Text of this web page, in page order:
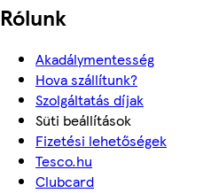
Rólunk
Akadálymentesség
Hova szállítunk?
Szolgáltatás díjak
Süti beállítások
Fizetési lehetőségek
Tesco.hu
Clubcard